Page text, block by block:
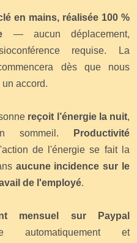
en mains, réalisée 100 %
— aucun déplacement,
requise. La
dès que nous
accord.
reçoit l’énergie la nuit,
sommeil.
Productivité
de l'énergie se fait la
aucune incidence sur le
de l'employé.
mensuel sur Paypal
automatiquement et